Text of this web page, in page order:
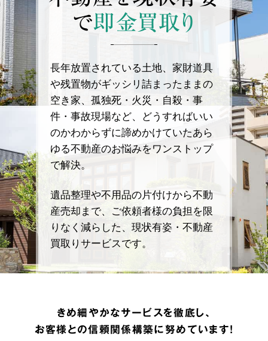
で即金買取り
長年放置されている土地、家財道具
や残置物がギッシリ詰まったままの
空き家、孤独死・火災・自殺・事
件・事故現場など、どうすればいい
のかわからずに諦めかけていたあら
ゆる不動産のお悩みをワンストップ
で解決。
遺品整理や不用品の片付けから不動
産売却まで、ご依頼者様の負担を限
りなく減らした、現状有姿・不動産
買取りサービスです。
きめ細やかなサービスを徹底し、
お客様との信頼関係構築に努めています!